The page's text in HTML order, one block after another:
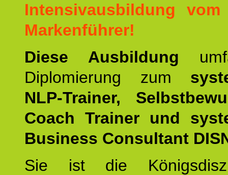
Intensivausbildung vom
Markenführer!
Diese Ausbildung
Diplomierung zum
NLP-Trainer,
Coach Trainer und
Business Consultant
Sie ist die